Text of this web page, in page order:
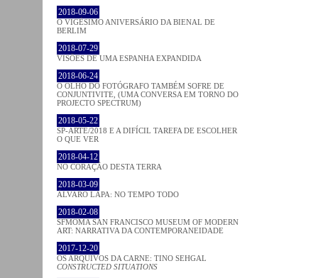
2018-09-06
O VIGÉSIMO ANIVERSÁRIO DA BIENAL DE
BERLIM
2018-07-29
VISÕES DE UMA ESPANHA EXPANDIDA
2018-06-24
O OLHO DO FOTÓGRAFO TAMBÉM SOFRE DE
CONJUNTIVITE, (UMA CONVERSA EM TORNO DO
PROJECTO SPECTRUM)
2018-05-22
SP-ARTE/2018 E A DIFÍCIL TAREFA DE ESCOLHER
O QUE VER
2018-04-12
NO CORAÇÂO DESTA TERRA
2018-03-09
ÁLVARO LAPA: NO TEMPO TODO
2018-02-08
SFMOMA SAN FRANCISCO MUSEUM OF MODERN
ART: NARRATIVA DA CONTEMPORANEIDADE
2017-12-20
OS ARQUIVOS DA CARNE: TINO SEHGAL
CONSTRUCTED SITUATIONS